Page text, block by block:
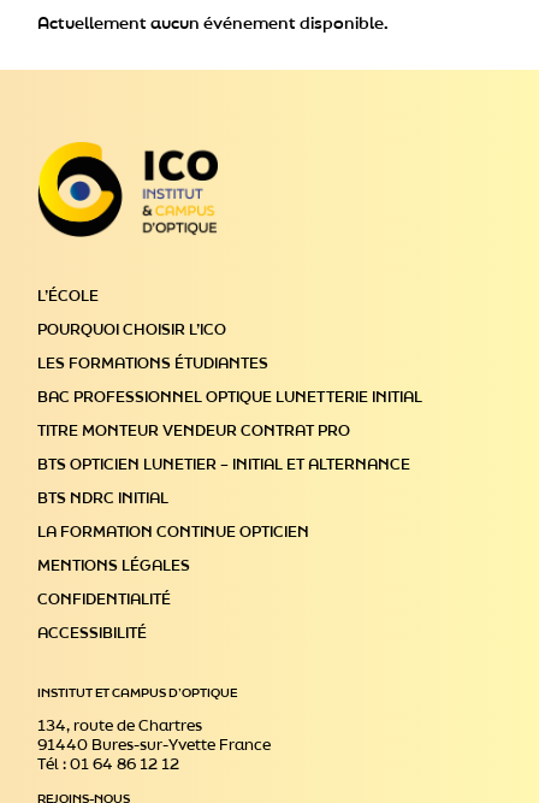
Actuellement aucun événement disponible.
L’ÉCOLE
POURQUOI CHOISIR L’ICO
LES FORMATIONS ÉTUDIANTES
BAC PROFESSIONNEL OPTIQUE LUNETTERIE INITIAL
TITRE MONTEUR VENDEUR CONTRAT PRO
BTS OPTICIEN LUNETIER – INITIAL ET ALTERNANCE
BTS NDRC INITIAL
LA FORMATION CONTINUE OPTICIEN
MENTIONS LÉGALES
CONFIDENTIALITÉ
ACCESSIBILITÉ
INSTITUT ET CAMPUS D’OPTIQUE
134, route de Chartres
91440 Bures-sur-Yvette France
Tél : 01 64 86 12 12
REJOINS-NOUS